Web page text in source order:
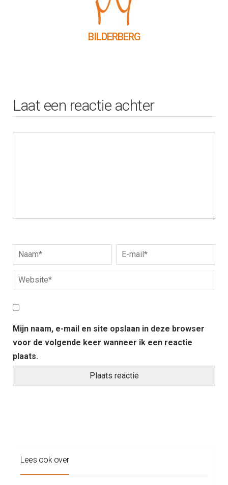
BILDERBERG
Laat een reactie achter
Mijn naam, e-mail en site opslaan in deze browser
voor de volgende keer wanneer ik een reactie
plaats.
Lees ook over